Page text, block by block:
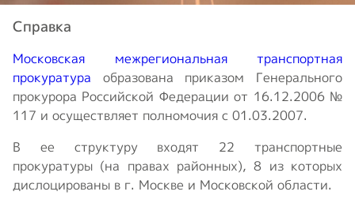
Справка
Московская межрегиональная транспортная
прокуратура образована приказом Генерального
прокурора Российской Федерации от 16.12.2006 №
117 и осуществляет полномочия с 01.03.2007.
В ее структуру входят 22 транспортные
прокуратуры (на правах районных), 8 из которых
дислоцированы в г. Москве и Московской области.